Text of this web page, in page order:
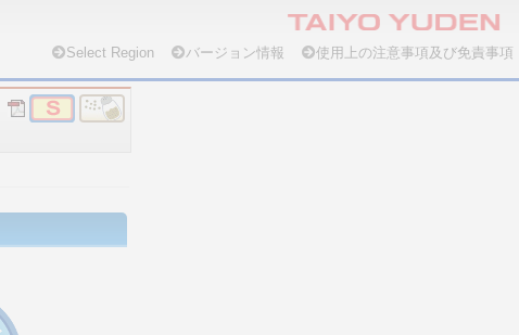
Select Region バージョン情報 使用上の注意事項及び免責事項